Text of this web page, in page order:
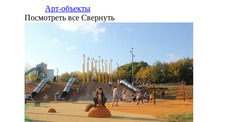
Арт-объекты
Посмотреть все Свернуть